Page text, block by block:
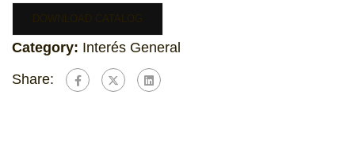
Category: Interés General
Share: